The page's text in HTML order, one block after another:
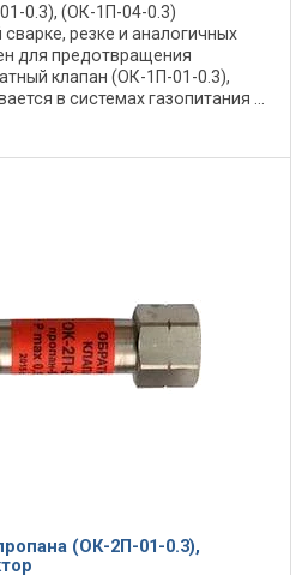
0.3), (ОК-1П-04-0.3)
резке и аналогичных
для предотвращения
клапан (ОК-1П-01-0.3),
в системах газопитания ...
(ОК-2П-01-0.3),